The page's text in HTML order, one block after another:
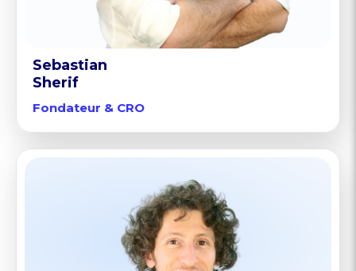
Sebastian
Sherif
Fondateur & CRO